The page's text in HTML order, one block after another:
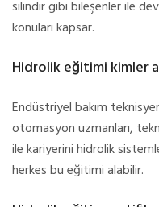
silindir gibi bileşenler ile
konuları kapsar.
Hidrolik eğitimi kimler
Endüstriyel bakım
otomasyon uzmanları,
ile kariyerini hidrolik
herkes bu eğitimi alabilir.